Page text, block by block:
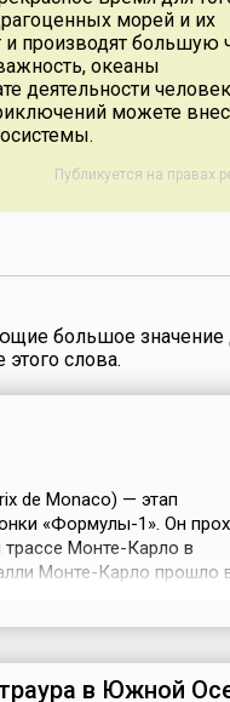
прикладного
связанный с
вручную или при
швейной маш...
морей и их
производят большую
океаны
деятельности
можете
Публикуется на правах
большое значение
слова.
de Monaco) — этап
«Формулы-1». Он
Монте-Карло в
Монте-Карло прошло
в Южной